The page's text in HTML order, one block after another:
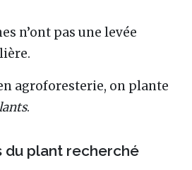
n’ont pas une levée
agroforesterie, on plante
.
du plant recherché